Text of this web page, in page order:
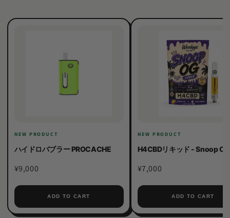
NEW PRODUCT
ハイドロバブラー PROCACHE
¥9,000
ADD TO CART
NEW PRODUCT
H4CBDリキッド - Snoop
¥7,000
ADD TO CART